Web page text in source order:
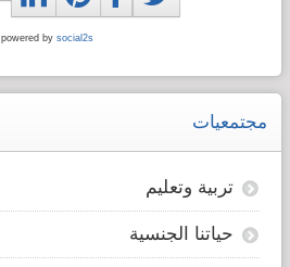
powered by social2s
مجتمعيات
تربية وتعليم
حياتنا الجنسية